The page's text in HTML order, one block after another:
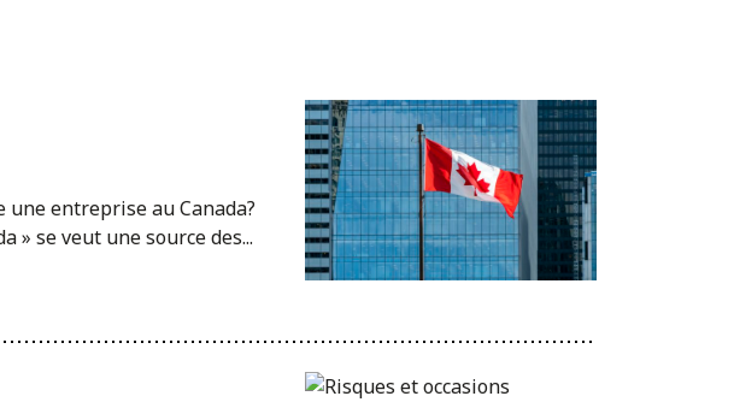
entreprise au Canada?
» se veut une source des...